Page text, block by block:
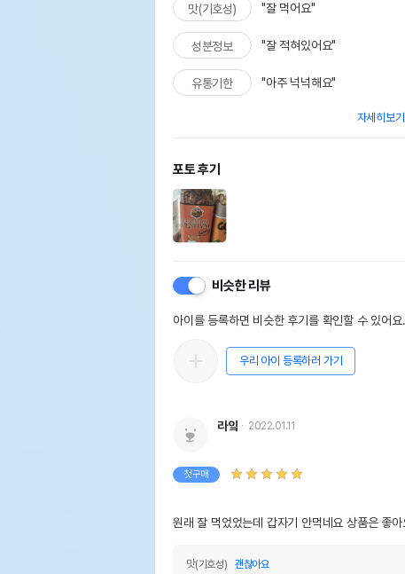
상품 필수 정보
품명 및 모델명 미니주 햄스
받았음을 확인할수 있는 경우
맛(기호성) "잘 먹어요"
성분정보 "잘 적혀있어요"
유통기한 "아주 넉넉해요"
자세히보기
포토 후기
비슷한 리뷰
아이를 등록하면 비슷한 후기를 확인할 수 있어요.
우리 아이 등록하러 가기
라잌 2022.01.11
첫구매
원래 잘 먹었었는데 갑자기 안먹네요 상품은 좋아
맛(기호성)
괜찮아요